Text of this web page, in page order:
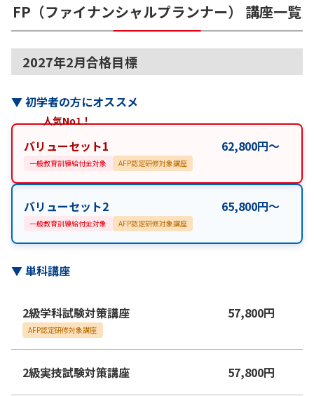
FP（ファイナンシャルプランナー） 講座一覧
2027年2月合格目標
▼初学者の方にオススメ
人気No1！
バリューセット1 62,800円〜
一般教育訓練給付金対象 AFP認定研修対象講座
バリューセット2 65,800円〜
一般教育訓練給付金対象 AFP認定研修対象講座
▼単科講座
2級学科試験対策講座 57,800円
AFP認定研修対象講座
2級実技試験対策講座 57,800円